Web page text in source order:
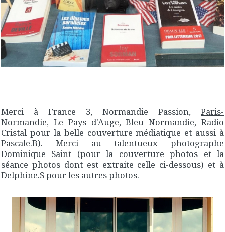
Merci à France 3, Normandie Passion, Paris-
Normandie, Le Pays d'Auge, Bleu Normandie, Radio
Cristal pour la belle couverture médiatique et aussi à
Pascale.B). Merci au talentueux photographe
Dominique Saint (pour la couverture photos et la
séance photos dont est extraite celle ci-dessous) et à
Delphine.S pour les autres photos.